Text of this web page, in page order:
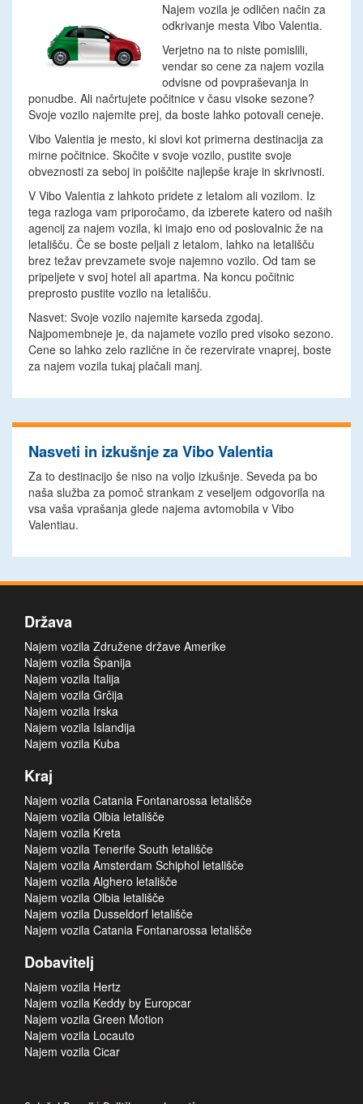
Najem vozila je odličen način za
odkrivanje mesta Vibo Valentia.
Verjetno na to niste pomislili,
vendar so cene za najem vozila
odvisne od povpraševanja in
ponudbe. Ali načrtujete počitnice v času visoke sezone?
Svoje vozilo najemite prej, da boste lahko potovali ceneje.
Vibo Valentia je mesto, ki slovi kot primerna destinacija za
mirne počitnice. Skočite v svoje vozilo, pustite svoje
obveznosti za seboj in poiščite najlepše kraje in skrivnosti.
V Vibo Valentia z lahkoto pridete z letalom ali vozilom. Iz
tega razloga vam priporočamo, da izberete katero od naših
agencij za najem vozila, ki imajo eno od poslovalnic že na
letališču. Če se boste peljali z letalom, lahko na letališču
brez težav prevzamete svoje najemno vozilo. Od tam se
pripeljete v svoj hotel ali apartma. Na koncu počitnic
preprosto pustite vozilo na letališču.
Nasvet: Svoje vozilo najemite karseda zgodaj.
Najpomembneje je, da najamete vozilo pred visoko sezono.
Cene so lahko zelo različne in če rezervirate vnaprej, boste
za najem vozila tukaj plačali manj.
Nasveti in izkušnje za Vibo Valentia
Za to destinacijo še niso na voljo izkušnje. Seveda pa bo
naša služba za pomoč strankam z veseljem odgovorila na
vsa vaša vprašanja glede najema avtomobila v Vibo
Valentiau.
Država
Najem vozila Združene države Amerike
Najem vozila Španija
Najem vozila Italija
Najem vozila Grčija
Najem vozila Irska
Najem vozila Islandija
Najem vozila Kuba
Kraj
Najem vozila Catania Fontanarossa letališče
Najem vozila Olbia letališče
Najem vozila Kreta
Najem vozila Tenerife South letališče
Najem vozila Amsterdam Schiphol letališče
Najem vozila Alghero letališče
Najem vozila Olbia letališče
Najem vozila Dusseldorf letališče
Najem vozila Catania Fontanarossa letališče
Dobavitelj
Najem vozila Hertz
Najem vozila Keddy by Europcar
Najem vozila Green Motion
Najem vozila Locauto
Najem vozila Cicar